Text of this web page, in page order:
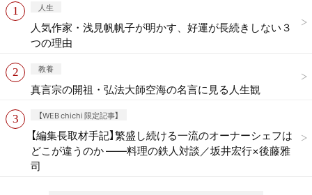
人生
人気作家・浅見帆帆子が明かす、好運が長続きしない３
つの理由
教養
真言宗の開祖・弘法大師空海の名言に見る人生観
【WEB chichi 限定記事】
【編集長取材手記】繁盛し続ける一流のオーナーシェフは
どこが違うのか ——料理の鉄人対談／坂井宏行×後藤雅
司